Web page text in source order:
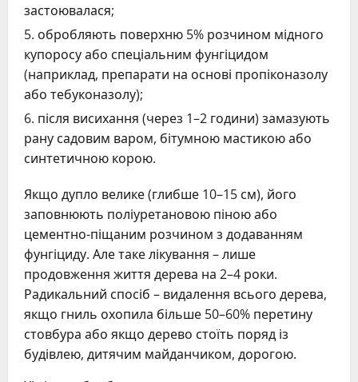
застоювалася;
обробляють поверхню 5% розчином мідного
купоросу або спеціальним фунгіцидом
(наприклад, препарати на основі пропіконазолу
або тебуконазолу);
після висихання (через 1–2 години) замазують
рану садовим варом, бітумною мастикою або
синтетичною корою.
Якщо дупло велике (глибше 10–15 см), його
заповнюють поліуретановою піною або
цементно-піщаним розчином з додаванням
фунгіциду. Але таке лікування – лише
продовження життя дерева на 2–4 роки.
Радикальний спосіб – видалення всього дерева,
якщо гниль охопила більше 50–60% перетину
стовбура або якщо дерево стоїть поряд із
будівлею, дитячим майданчиком, дорогою.